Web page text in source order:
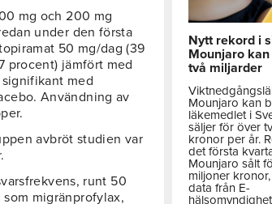
mg och 200 mg
under den första
50 mg/dag (39
procent) jämfört med
med
Användning av
avbröt studien var
runt 50
migränprofylax,
Nytt rekord i
Mounjaro
två miljarder
Mounjaro kan
läkemedlet i
säljer för över
kronor per år.
det första
Mounjaro sålt
miljoner
data från E-